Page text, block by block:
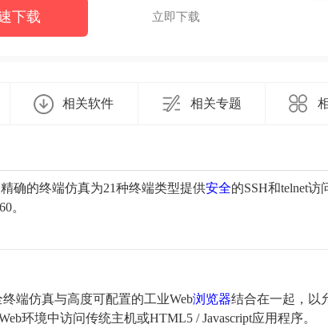
下载 立即下载
相关软件 相关专题
确的终端仿真为21种终端类型提供安全的SSH和telnet访
。
终端仿真与高度可配置的工业Web浏览器结合在一起，以
环境中访问传统主机或HTML5 / Javascript应用程序。